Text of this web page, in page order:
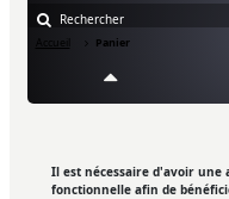
Accueil Panier
Il est nécessaire d'avoir une
fonctionnelle afin de